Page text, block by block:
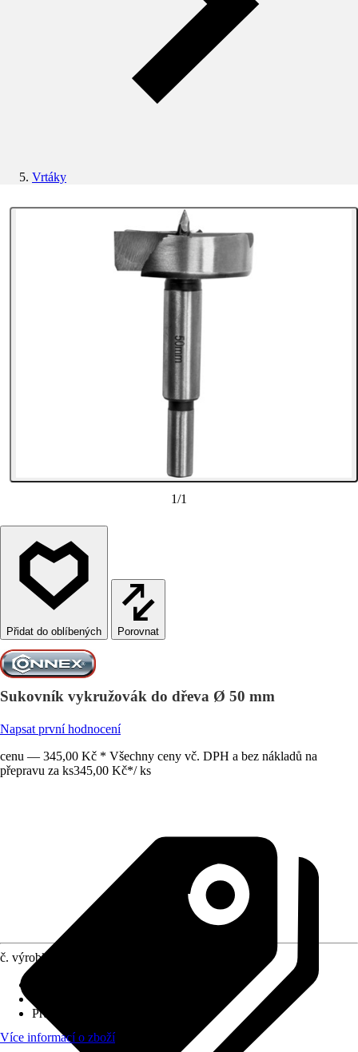
Vrtáky
1/1
Porovnat
Sukovník vykružovák do dřeva Ø 50 mm
Napsat první hodnocení
cenu — 345,00 Kč * Všechny ceny vč. DPH a bez nákladů na
přepravu za ks345,00 Kč*/ ks
č. výrobku
Průměr (od - do)
Více informací o zboží